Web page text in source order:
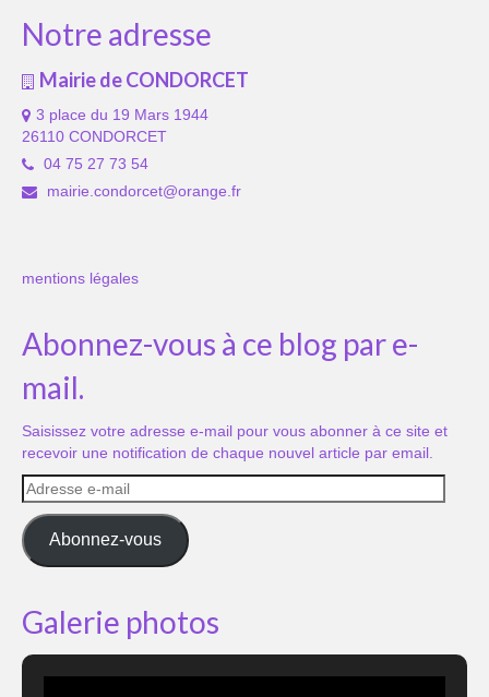
Notre adresse
Mairie de CONDORCET
3 place du 19 Mars 1944
26110 CONDORCET
04 75 27 73 54
mairie.condorcet@orange.fr
mentions légales
Abonnez-vous à ce blog par e-
mail.
Saisissez votre adresse e-mail pour vous abonner à ce site et
recevoir une notification de chaque nouvel article par email.
Adresse
e-
mail
Abonnez-vous
Galerie photos